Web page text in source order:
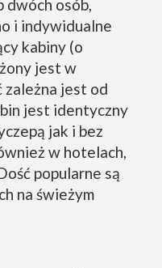
dwóch osób,
i indywidualne
kabiny (o
jest w
zależna jest od
jest identyczny
jak i bez
w hotelach,
popularne są
na świeżym